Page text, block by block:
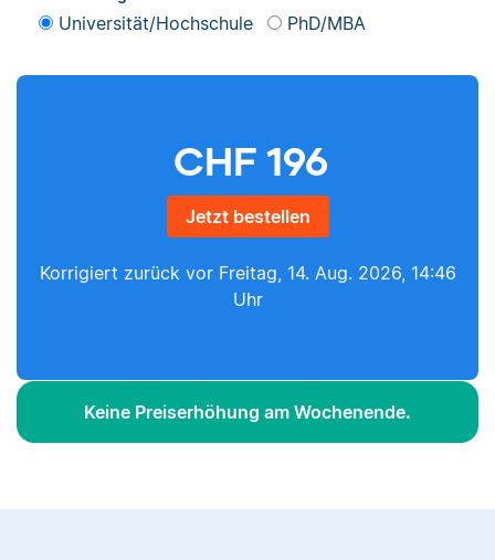
Universität/Hochschule PhD/MBA
CHF 196
Jetzt bestellen
Korrigiert zurück vor Freitag, 14. Aug. 2026, 14:46
Uhr
Keine Preiserhöhung am Wochenende.